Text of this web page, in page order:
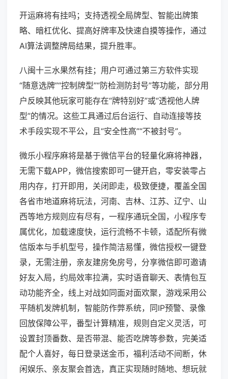
开运麻将有挂吗；支持透视全局牌型、智能出牌策
略、暗杠优化、提高好牌率及快速自摸等操作，通过
AI算法调整牌局结果，提升胜率。
八闽十三水果然有挂；用户可通过第三方软件实现
“随意选牌”“控制牌型”“防检测防封号”等功能，部分用
户反映其他玩家可能存在“牌特别好”或“透视他人牌
型”的情况。这些工具通过后台运行、自动连接等技
术手段实现不平公，且“安全性高”“不被封号”。
微乐小程序麻将是基于微信平台的轻量化麻将神器，
无需下载APP，微信搜索即可一键开启，零安装零占
用内存，打开即用，关闭即走，极致便捷，覆盖全国
各省市地道麻将玩法，河南、吉林、江苏、辽宁、山
西等地方规则应有尽有，一程序通玩全国，小程序专
属优化，加载速度快，运行流畅不卡顿，适配所有微
信版本与手机型号，操作简洁易懂，微信授权一键登
录，无需注册，亲友建房免房号，分享微信即可邀请
好友入局，约局效率拉满，实时语音聊天、表情包互
动功能齐全，线上对战如同面对面欢聚，游戏采用公
平随机发牌机制，智能防作弊系统，同IP预警、录像
回放保障公平，番型计算精准，规则自定义灵活，可
设置封顶番数、是否带混、能否吃牌等参数，完美适
配个人喜好，每日登录送金币，福利活动不间断，休
闲娱乐、亲友聚会首选，真正实现随时随地、想玩就